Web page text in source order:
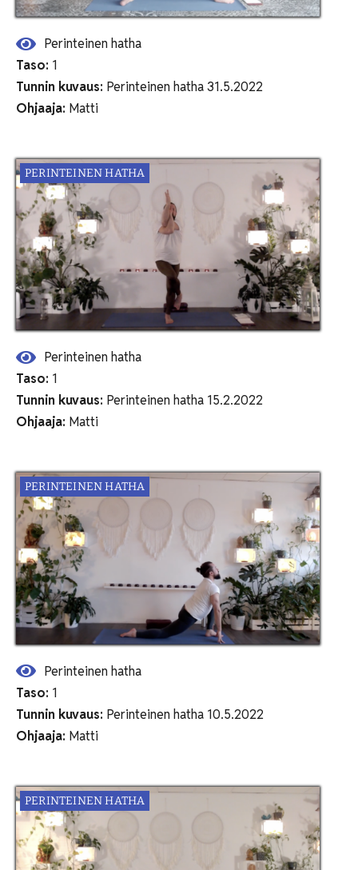
Perinteinen hatha
Taso: 1
Tunnin kuvaus: Perinteinen hatha 31.5.2022
Ohjaaja: Matti
PERINTEINEN HATHA
Perinteinen hatha
Taso: 1
Tunnin kuvaus: Perinteinen hatha 15.2.2022
Ohjaaja: Matti
PERINTEINEN HATHA
Perinteinen hatha
Taso: 1
Tunnin kuvaus: Perinteinen hatha 10.5.2022
Ohjaaja: Matti
PERINTEINEN HATHA